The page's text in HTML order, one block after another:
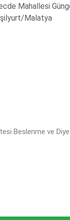
Mahallesi
Malatya
Beslenme ve